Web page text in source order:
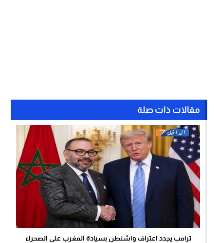
مقالات ذات صلة
ترامب يجدد اعتراف واشنطن بسيادة المغرب على الصحراء